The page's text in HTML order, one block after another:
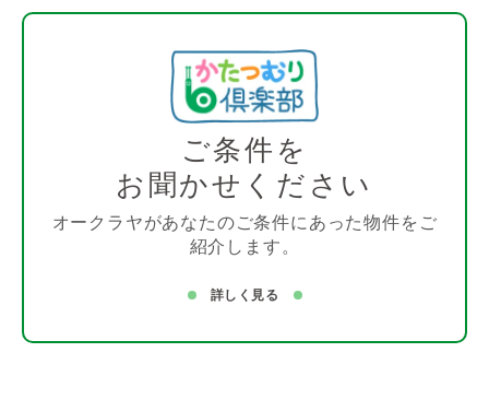
ご条件を
お聞かせください
オークラヤがあなたのご条件にあった物件をご
紹介します。
詳しく見る